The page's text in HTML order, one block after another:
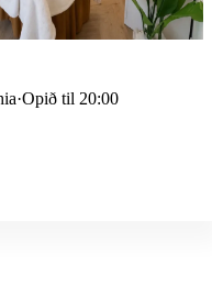
·Opið til 20:00